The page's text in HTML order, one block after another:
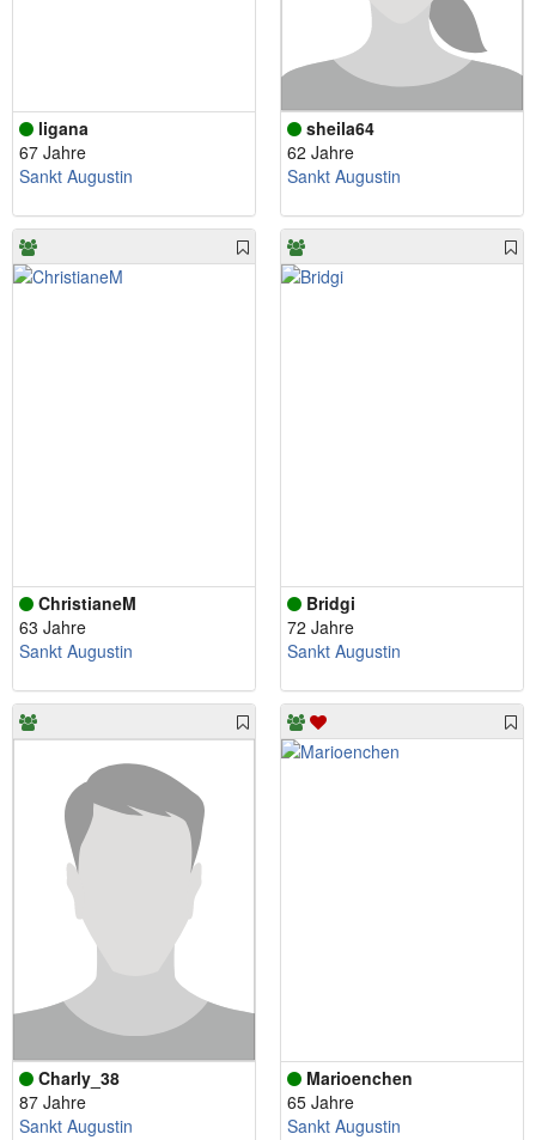
ligana
67 Jahre
Sankt Augustin
sheila64
62 Jahre
Sankt Augustin
ChristianeM
63 Jahre
Sankt Augustin
Bridgi
72 Jahre
Sankt Augustin
Charly_38
87 Jahre
Sankt Augustin
Marioenchen
65 Jahre
Sankt Augustin